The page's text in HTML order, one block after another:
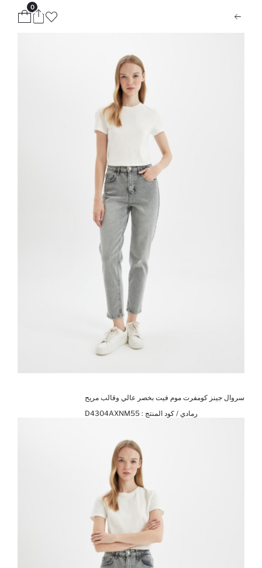
0
سروال جينز كومفرت موم فيت بخصر عالي وقالب مريح
رمادي / كود المنتج : D4304AXNM55